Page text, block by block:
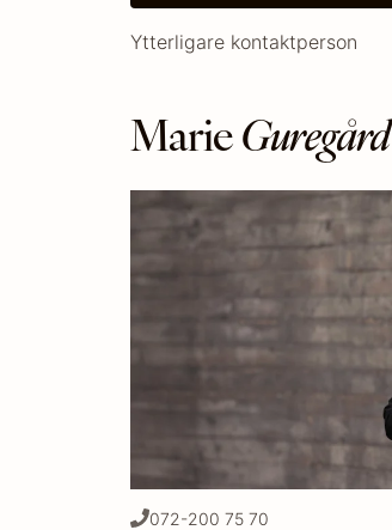
Ytterligare kontaktperson
MarieGuregård
072-200 75 70